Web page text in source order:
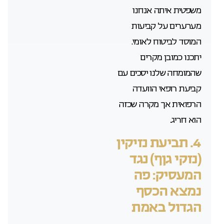
משפטית איתה אנחנו
מערערים על קביעות
המוסד לביטוח לאומי.
יתכנו כמובן מקרים
שהמומחה שלנו יסכים עם
קביעת רופאי הוועדה
הרפואית אך מקרה שכזה
הוא חריג.
4. תביעת נזיקין
(נזקי גןף) נגד
המעסיק: פה
נמצא הכסף
הגדול באמת